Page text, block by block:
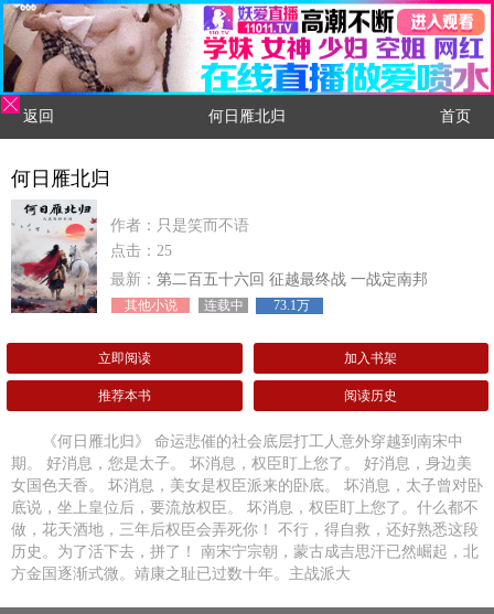
返回 何日雁北归 首页
何日雁北归
作者：只是笑而不语
点击：25
最新： 第二百五十六回 征越最终战 一战定南邦
其他小说 连载中 73.1万
立即阅读 加入书架
推荐本书 阅读历史
《何日雁北归》 命运悲催的社会底层打工人意外穿越到南宋中
期。 好消息，您是太子。 坏消息，权臣盯上您了。 好消息，身边美
女国色天香。 坏消息，美女是权臣派来的卧底。 坏消息，太子曾对卧
底说，坐上皇位后，要流放权臣。 坏消息，权臣盯上您了。什么都不
做，花天酒地，三年后权臣会弄死你！ 不行，得自救，还好熟悉这段
历史。为了活下去，拼了！ 南宋宁宗朝，蒙古成吉思汗已然崛起，北
方金国逐渐式微。靖康之耻已过数十年。主战派大